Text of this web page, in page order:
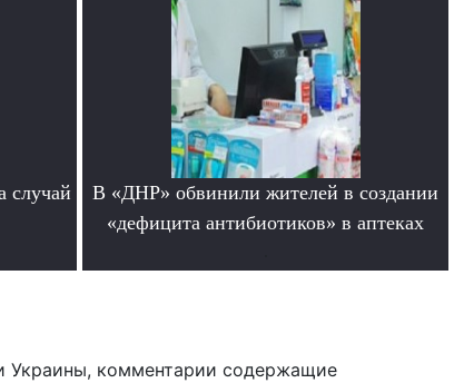
случай
В «ДНР» обвинили жителей в создании
«дефицита антибиотиков» в аптеках
комментарии содержащие